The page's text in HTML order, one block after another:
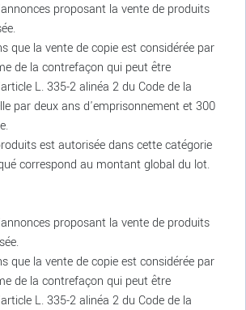
proposant la vente de produits
que la vente de copie est considérée par
de la contrefaçon qui peut être
L. 335-2 alinéa 2 du Code de la
par deux ans d'emprisonnement et 300
est autorisée dans cette catégorie
correspond au montant global du lot.
proposant la vente de produits
que la vente de copie est considérée par
de la contrefaçon qui peut être
L. 335-2 alinéa 2 du Code de la